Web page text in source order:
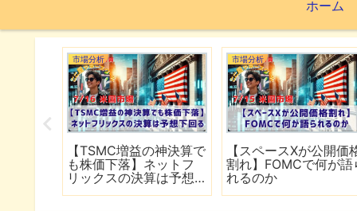
ホーム
市場分析
【TSMC増益の神決算で
も株価下落】ネットフ
リックスの決算は予想
市場分析
【スペースXが公開価
割れ】FOMCで何が語
れるのか